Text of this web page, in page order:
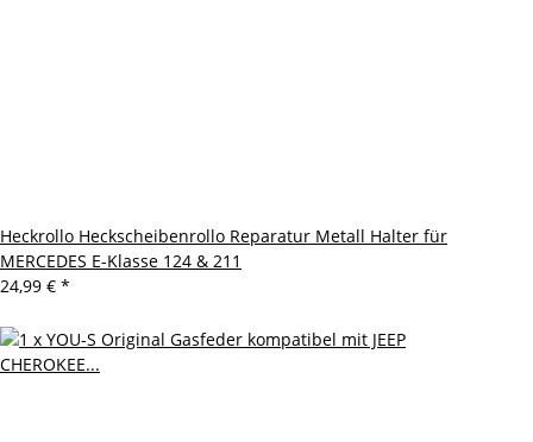
Heckrollo Heckscheibenrollo Reparatur Metall Halter für
MERCEDES E-Klasse 124 & 211
24,99 € *